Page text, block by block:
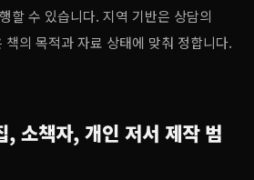
할 수 있습니다. 지역 기반은 상담의
의 목적과 자료 상태에 맞춰 정합니다.
, 소책자, 개인 저서 제작 범